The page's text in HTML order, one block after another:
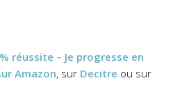
réussite – Je progresse en
Amazon, sur Decitre ou sur